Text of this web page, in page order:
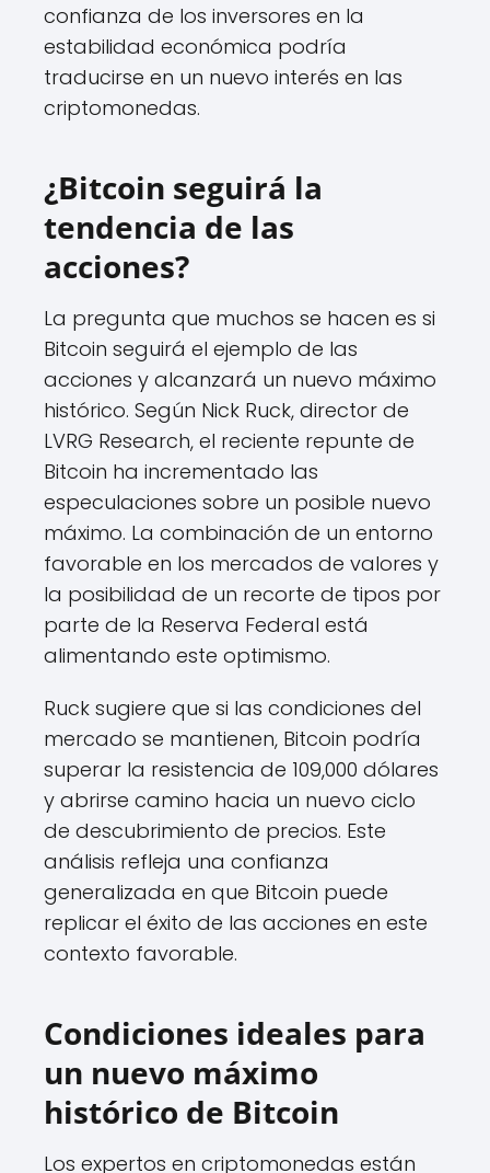
confianza de los inversores en la
estabilidad económica podría
traducirse en un nuevo interés en las
criptomonedas.
¿Bitcoin seguirá la
tendencia de las
acciones?
La pregunta que muchos se hacen es si
Bitcoin seguirá el ejemplo de las
acciones y alcanzará un nuevo máximo
histórico. Según Nick Ruck, director de
LVRG Research, el reciente repunte de
Bitcoin ha incrementado las
especulaciones sobre un posible nuevo
máximo. La combinación de un entorno
favorable en los mercados de valores y
la posibilidad de un recorte de tipos por
parte de la Reserva Federal está
alimentando este optimismo.
Ruck sugiere que si las condiciones del
mercado se mantienen, Bitcoin podría
superar la resistencia de 109,000 dólares
y abrirse camino hacia un nuevo ciclo
de descubrimiento de precios. Este
análisis refleja una confianza
generalizada en que Bitcoin puede
replicar el éxito de las acciones en este
contexto favorable.
Condiciones ideales para
un nuevo máximo
histórico de Bitcoin
Los expertos en criptomonedas están